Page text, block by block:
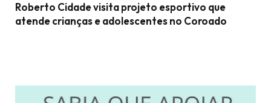
Roberto Cidade visita projeto esportivo que
atende crianças e adolescentes no Coroado